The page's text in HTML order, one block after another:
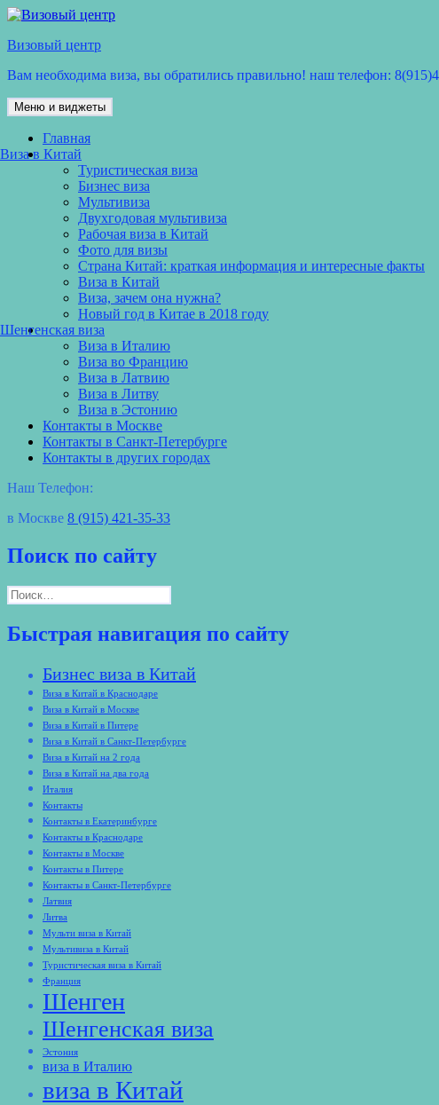
Перейти
содержимому
Визовый центр
Вам необходима виза, вы обратились правильно! наш телефон:
Меню и виджеты
Главная
Виза в Китай
Туристическая виза
Бизнес виза
Мультивиза
Двухгодовая мультивиза
Рабочая виза в Китай
Фото для визы
Страна Китай: краткая информация и интересные факты
Виза в Китай
Виза, зачем она нужна?
Новый год в Китае в 2018 году
Шенгенская виза
Виза в Италию
Виза во Францию
Виза в Латвию
Виза в Литву
Виза в Эстонию
Контакты в Москве
Контакты в Санкт-Петербурге
Контакты в других городах
Наш Телефон:
в Москве 8 (915) 421-35-33
Поиск по сайту
Найти:
Быстрая навигация по сайту
Бизнес виза в Китай
Виза в Китай в Краснодаре
Виза в Китай в Москве
Виза в Китай в Питере
Виза в Китай в Санкт-Петербурге
Виза в Китай на 2 года
Виза в Китай на два года
Италия
Контакты
Контакты в Екатеринбурге
Контакты в Краснодаре
Контакты в Москве
Контакты в Питере
Контакты в Санкт-Петербурге
Латвия
Литва
Мульти виза в Китай
Мультивиза в Китай
Туристическая виза в Китай
Франция
Шенген
Шенгенская виза
Эстония
виза в Италию
виза в Китай